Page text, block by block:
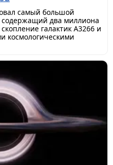
самый большой
содержащий два миллиона
галактик A3266 и
космологическими